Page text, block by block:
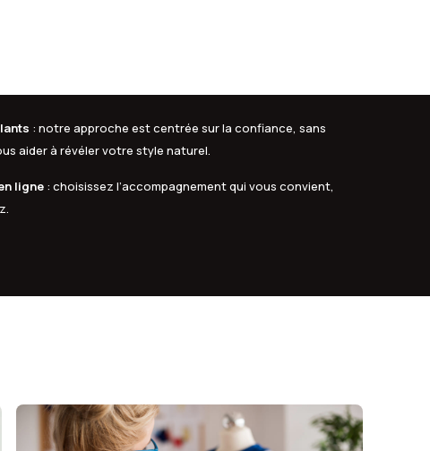
: notre approche est centrée sur la confiance, sans
aider à révéler votre style naturel.
ligne: choisissez l’accompagnement qui vous convient,